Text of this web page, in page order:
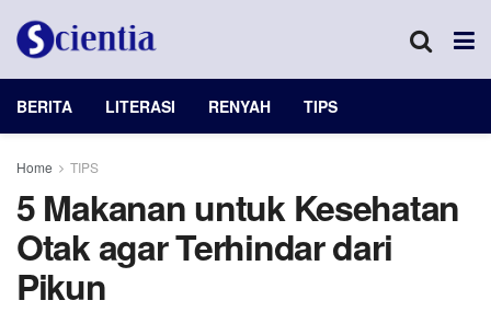
BERITA LITERASI RENYAH TIPS
Home TIPS
5 Makanan untuk Kesehatan
Otak agar Terhindar dari
Pikun